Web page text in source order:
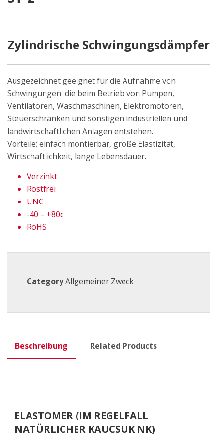
Zylindrische Schwingungsdämpfer
Ausgezeichnet geeignet für die Aufnahme von
Schwingungen, die beim Betrieb von Pumpen,
Ventilatoren, Waschmaschinen, Elektromotoren,
Steuerschränken und sonstigen industriellen und
landwirtschaftlichen Anlagen entstehen.
Vorteile: einfach montierbar, große Elastizität,
Wirtschaftlichkeit, lange Lebensdauer.
Verzinkt
Rostfrei
UNC
-40 – +80c
RoHS
CategoryAllgemeiner Zweck
Beschreibung Related Products
ELASTOMER (IM REGELFALL
NATÜRLICHER KAUCSUK NK)